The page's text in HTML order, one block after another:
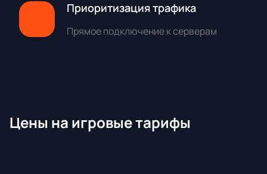
Приоритизация трафика
Прямое подключение к серверам
Цены на игровые тарифы